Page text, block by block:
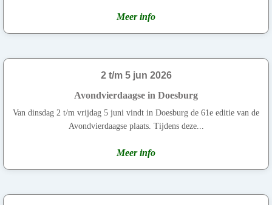
Meer info
2 t/m 5 jun 2026
Avondvierdaagse in Doesburg
Van dinsdag 2 t/m vrijdag 5 juni vindt in Doesburg de 61e editie van de
Avondvierdaagse plaats. Tijdens deze...
Meer info